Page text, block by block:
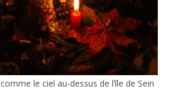
le ciel au-dessus de l’île de Sein